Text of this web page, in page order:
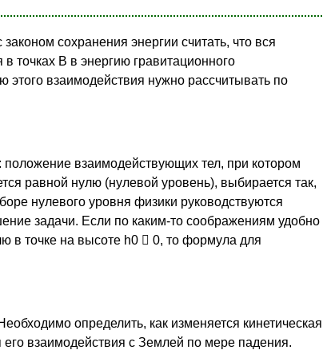
сохранения энергии считать, что вся
в точках В в энергию гравитационного
этого взаимодействия нужно рассчитывать по
взаимодействующих тел, при котором
равной нулю (нулевой уровень), выбирается так,
нулевого уровня физики руководствуются
задачи. Если по каким-то соображениям удобно
в точке на высоте h0  0, то формула для
определить, как изменяется кинетическая
взаимодействия с Землей по мере падения.